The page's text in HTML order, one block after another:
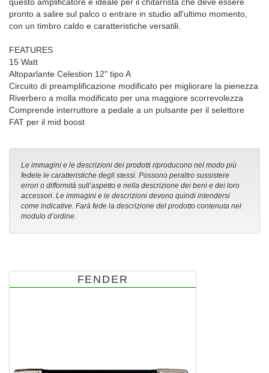
questo amplificatore è ideale per il chitarrista che deve essere
pronto a salire sul palco o entrare in studio all'ultimo momento,
con un timbro caldo e caratteristiche versatili.
FEATURES
15 Watt
Altoparlante Celestion 12" tipo A
Circuito di preamplificazione modificato per migliorare la pienezza
Riverbero a molla modificato per una maggiore scorrevolezza
Comprende interruttore a pedale a un pulsante per il selettore
FAT per il mid boost
Le immagini e le descrizioni dei prodotti riproducono nel modo più
fedele le caratteristiche degli stessi. Possono peraltro sussistere
errori o difformità sull’aspetto e nella descrizione dei beni e dei loro
accessori. Le immagini e le descrizioni devono quindi intendersi
come indicative. Farà fede la descrizione del prodotto contenuta nel
modulo d’ordine.
FENDER